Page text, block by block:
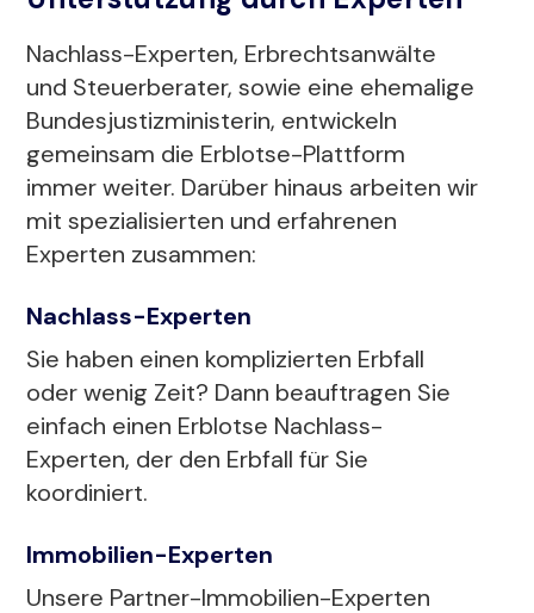
Nachlass-Experten, Erbrechtsanwälte
und Steuerberater, sowie eine ehemalige
Bundesjustizministerin, entwickeln
gemeinsam die Erblotse-Plattform
immer weiter. Darüber hinaus arbeiten wir
mit spezialisierten und erfahrenen
Experten zusammen:
Nachlass-Experten
Sie haben einen komplizierten Erbfall
oder wenig Zeit? Dann beauftragen Sie
einfach einen Erblotse Nachlass-
Experten, der den Erbfall für Sie
koordiniert.
Immobilien-Experten
Unsere Partner-Immobilien-Experten